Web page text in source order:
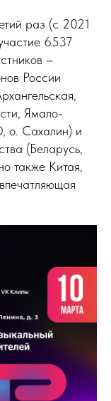
раз (с 2021
6537
–
России
Ямало-
о. Сахалин) и
(Беларусь,
также Китая,